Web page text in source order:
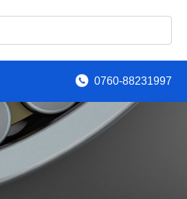
0760-88231997